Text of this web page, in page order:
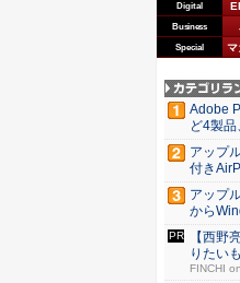
Digital
Business
Special マ
Adobe
ど4製品
アップ
付き
内...
アップ
から
【西野
りたい
できる
FINCHI